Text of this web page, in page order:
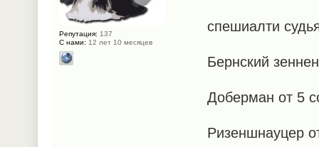
спешиалти
Бернский
Доберман от 5
Ризеншнауцер
Репутация: 137
С нами: 12 лет 10 месяцев